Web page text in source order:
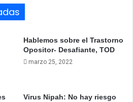
Hablemos sobre el Trastorno
Opositor- Desafiante, TOD
marzo 25, 2022
Virus Nipah: No hay riesgo